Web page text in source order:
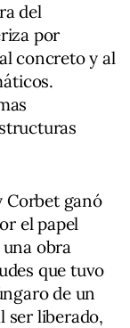
del
por
concreto y al
Corbet ganó
el papel
obra
que tuvo
de un
ser liberado,